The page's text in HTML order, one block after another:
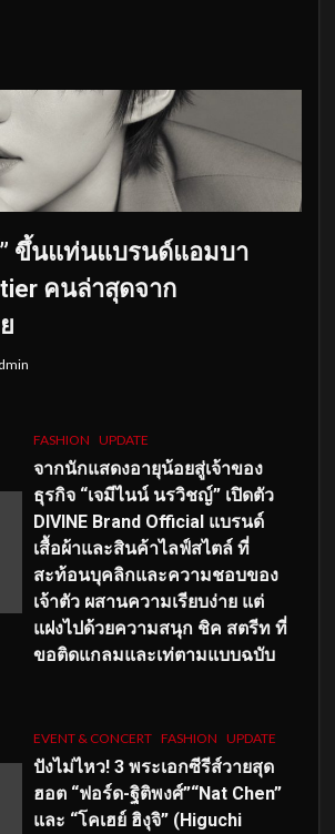
ขึ้นแท่นแบรนด์แอมบา
คนล่าสุดจาก
FASHION UPDATE
จากนักแสดงอายุน้อยสู่เจ้าของ
ธุรกิจ “เจมีไนน์ นรวิชญ์” เปิดตัว
DIVINE Brand Official แบรนด์
เสื้อผ้าและสินค้าไลฟ์สไตล์ ที่
สะท้อนบุคลิกและความชอบของ
เจ้าตัว ผสานความเรียบง่าย แต่
แฝงไปด้วยความสนุก ชิค สตรีท ที่
ขอติดแกลมและเท่ตามแบบฉบับ
EVENT & CONCERT FASHION UPDATE
ปังไม่ไหว! 3 พระเอกซีรีส์วายสุด
ฮอต “ฟอร์ด-ฐิติพงศ์”“Nat Chen”
และ “โคเฮย์ ฮิงุจิ” (Higuchi